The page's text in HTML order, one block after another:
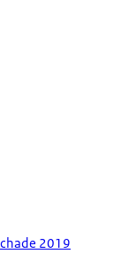
2019